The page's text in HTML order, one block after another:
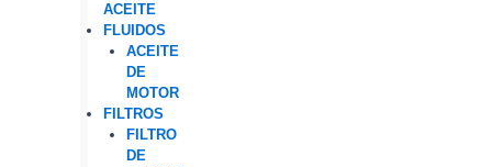
ACEITE
FLUIDOS
ACEITE
DE
MOTOR
FILTROS
FILTRO
DE